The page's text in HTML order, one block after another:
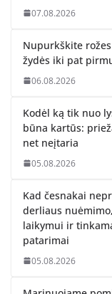
07.08.2026
Nupurkškite
žydės iki pat
06.08.2026
Kodėl ką tik nuo
būna kartūs:
net neįtaria
05.08.2026
Kad česnakai
derliaus
laikymui ir
patarimai
05.08.2026